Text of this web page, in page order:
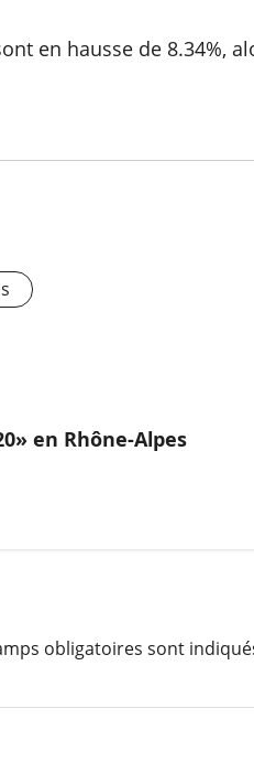
en hausse de 8.34%,
en Rhône-Alpes
obligatoires sont